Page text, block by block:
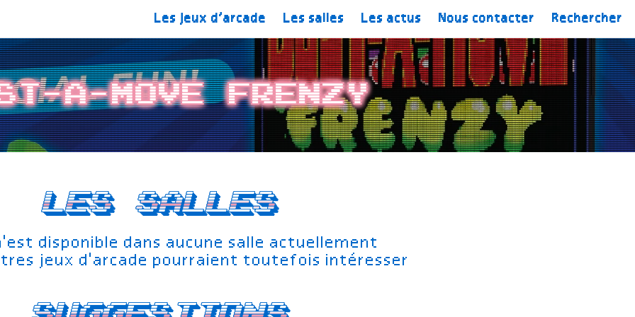
Les jeux d’arcade Les salles Les actus Nous contacter Rechercher
a-Move Frenzy
Les salles
disponible dans aucune salle actuellement
jeux d'arcade pourraient toutefois intéresser